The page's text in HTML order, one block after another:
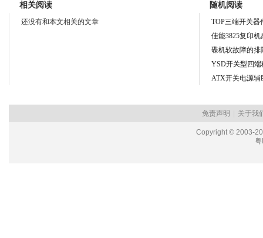
相关阅读
还没有和本文相关的文章
随机阅读
TOP三端开关器
佳能3825复印
碟机软故障的排
YSD开关型四
ATX开关电源辅
免责声明 关于我
Copyright © 2003-